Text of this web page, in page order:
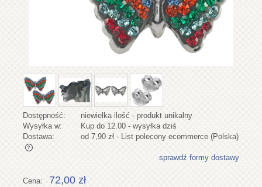
Dostępność:
niewielka ilość - produkt unikalny
Wysyłka w:
Kup do 12.00 - wysyłka dziś
Dostawa:
od 7,90 zł - List polecony ecommerce (Polska)
Cena nie zawiera ewentualnych kosztów płatności
sprawdź formy dostawy
Cena: 72,00 zł